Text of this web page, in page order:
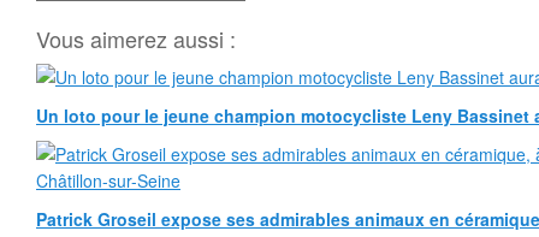
Vous aimerez aussi :
Un loto pour le jeune champion motocycliste Leny Bassinet
Patrick Groseil expose ses admirables animaux en